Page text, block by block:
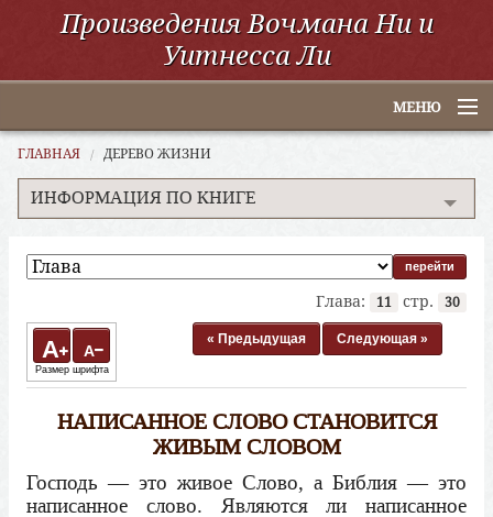
Произведения Вочмана Ни и
Уитнесса Ли
МЕНЮ
Главная
По алфавиту
Электронные книги
ССУО
Поиск
ГЛАВНАЯ ДЕРЕВО ЖИЗНИ
ИНФОРМАЦИЯ ПО КНИГЕ
Глава: 11 стр. 30
A A
Размер шрифта
« Предыдущая Следующая »
НАПИСАННОЕ СЛОВО СТАНОВИТСЯ
ЖИВЫМ СЛОВОМ
Господь — это живое Слово, а Библия — это
написанное слово. Являются ли написанное